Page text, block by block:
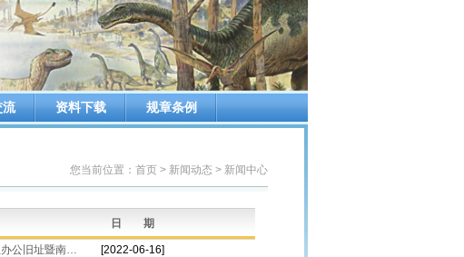
流 资料下载 规章条例
您当前位置： 首页 > 新闻动态 > 新闻中心
日 期
中国古生物学会推荐的中国科学院南京地质古生物研究所李四光先生办公旧址暨南京古生物所所史馆成功入选“科学家精神教育基地” [2022-06-16]